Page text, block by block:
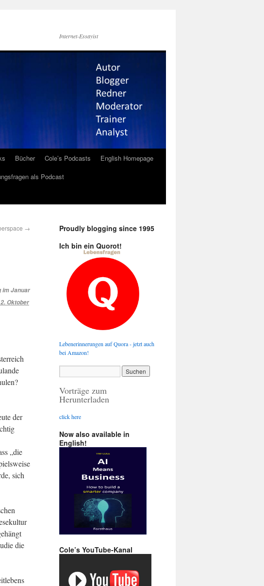
Internet-Essayist
Bücher Cole’s Podcasts
English Homepage
als Podcast
→
im Januar
Oktober
der
„die
sich
die
Proudly blogging since 1995
Ich bin ein Quorot!
Lebenerinnerungen auf Quora - jetzt auch
bei Amazon!
Vorträge zum
Herunterladen
click here
Now also available in
English!
Cole’s YouTube-Kanal